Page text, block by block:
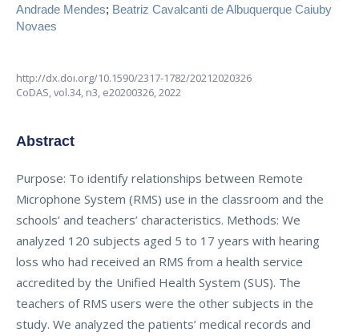
Andrade Mendes; Beatriz Cavalcanti de Albuquerque Caiuby
Novaes
http://dx.doi.org/10.1590/2317-1782/20212020326
CoDAS,vol.34, n3, e20200326, 2022
Abstract
Purpose: To identify relationships between Remote
Microphone System (RMS) use in the classroom and the
schools’ and teachers’ characteristics. Methods: We
analyzed 120 subjects aged 5 to 17 years with hearing
loss who had received an RMS from a health service
accredited by the Unified Health System (SUS). The
teachers of RMS users were the other subjects in the
study. We analyzed the patients’ medical records and